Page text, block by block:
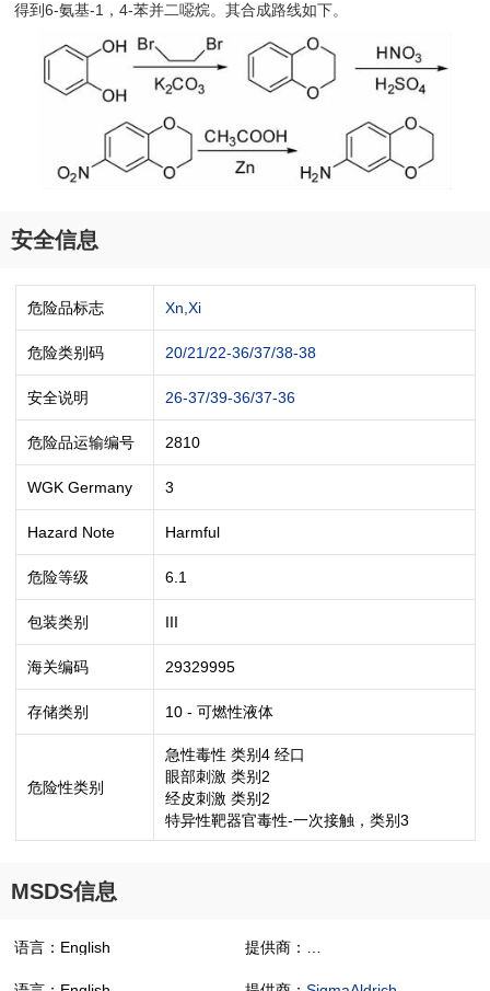
得到6-氨基-1，4-苯并二噁烷。其合成路线如下。
安全信息
危险品标志 Xn,Xi
危险类别码 20/21/22-36/37/38-38
安全说明 26-37/39-36/37-36
危险品运输编号 2810
WGK Germany 3
Hazard Note Harmful
危险等级 6.1
包装类别 III
海关编码 29329995
存储类别 10 - 可燃性液体
危险性类别
急性毒性 类别4 经口
眼部刺激 类别2
经皮刺激 类别2
特异性靶器官毒性-一次接触，类别3
MSDS信息
语言：English 提供商：
1,4-Benzodioxan-6-amine